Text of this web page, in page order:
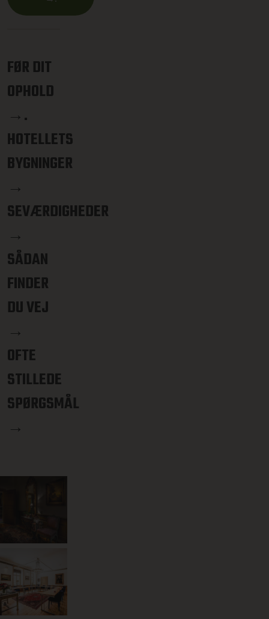
FØR DIT
OPHOLD
→.
HOTELLETS
BYGNINGER
→
SEVÆRDIGHEDER
→
SÅDAN
FINDER
DU VEJ
→
OFTE
STILLEDE
SPØRGSMÅL
→